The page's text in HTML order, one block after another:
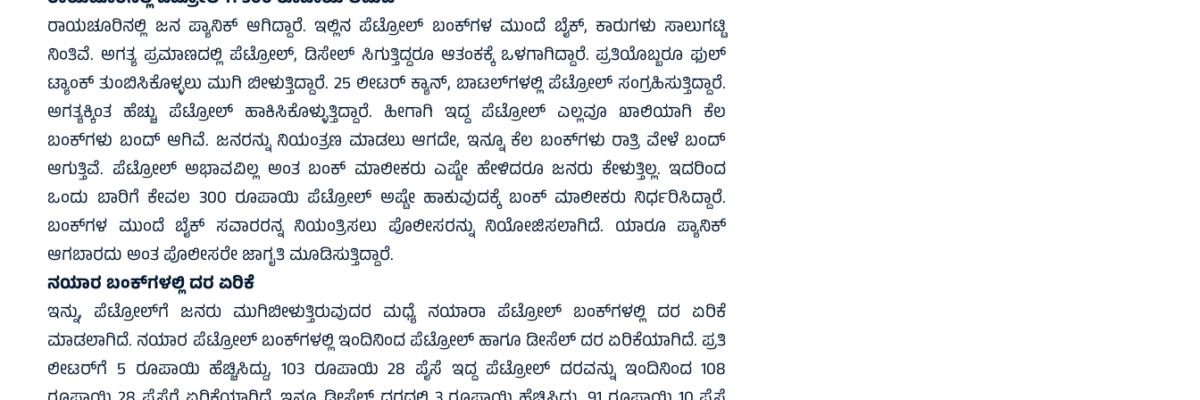
ರಾಯಚೂರಿನಲ್ಲಿ ಜನ ಪ್ಯಾನಿಕ್ ಆಗಿದ್ದಾರೆ. ಇಲ್ಲಿನ ಪೆಟ್ರೋಲ್ ಬಂಕ್‌ಗಳ ಮುಂದೆ ಬೈಕ್, ಕಾರುಗಳು ಸಾಲುಗಟ್ಟಿ
ನಿಂತಿವೆ. ಅಗತ್ಯ ಪ್ರಮಾಣದಲ್ಲಿ ಪೆಟ್ರೋಲ್, ಡಿಸೇಲ್ ಸಿಗುತ್ತಿದ್ದರೂ ಆತಂಕಕ್ಕೆ ಒಳಗಾಗಿದ್ದಾರೆ. ಪ್ರತಿಯೊಬ್ಬರೂ ಫುಲ್
ಟ್ಯಾಂಕ್ ತುಂಬಿಸಿಕೊಳ್ಳಲು ಮುಗಿ ಬೀಳುತ್ತಿದ್ದಾರೆ. 25 ಲೀಟರ್ ಕ್ಯಾನ್, ಬಾಟಲ್‌ಗಳಲ್ಲಿ ಪೆಟ್ರೋಲ್ ಸಂಗ್ರಹಿಸುತ್ತಿದ್ದಾರೆ.
ಅಗತ್ಯಕ್ಕಿಂತ ಹೆಚ್ಚು ಪೆಟ್ರೋಲ್ ಹಾಕಿಸಿಕೊಳ್ಳುತ್ತಿದ್ದಾರೆ. ಹೀಗಾಗಿ ಇದ್ದ ಪೆಟ್ರೋಲ್ ಎಲ್ಲವೂ ಖಾಲಿಯಾಗಿ ಕೆಲ
ಬಂಕ್‌ಗಳು ಬಂದ್ ಆಗಿವೆ. ಜನರನ್ನು ನಿಯಂತ್ರಣ ಮಾಡಲು ಆಗದೇ, ಇನ್ನೂ ಕೆಲ ಬಂಕ್‌ಗಳು ರಾತ್ರಿ ವೇಳೆ ಬಂದ್
ಆಗುತ್ತಿವೆ. ಪೆಟ್ರೋಲ್ ಅಭಾವವಿಲ್ಲ ಅಂತ ಬಂಕ್ ಮಾಲೀಕರು ಎಷ್ಟೇ ಹೇಳಿದರೂ ಜನರು ಕೇಳುತ್ತಿಲ್ಲ. ಇದರಿಂದ
ಒಂದು ಬಾರಿಗೆ ಕೇವಲ 300 ರೂಪಾಯಿ ಪೆಟ್ರೋಲ್ ಅಷ್ಟೇ ಹಾಕುವುದಕ್ಕೆ ಬಂಕ್ ಮಾಲೀಕರು ನಿರ್ಧರಿಸಿದ್ದಾರೆ.
ಬಂಕ್‌ಗಳ ಮುಂದೆ ಬೈಕ್ ಸವಾರರನ್ನ ನಿಯಂತ್ರಿಸಲು ಪೊಲೀಸರನ್ನು ನಿಯೋಜಿಸಲಾಗಿದೆ. ಯಾರೂ ಪ್ಯಾನಿಕ್
ಆಗಬಾರದು ಅಂತ ಪೊಲೀಸರೇ ಜಾಗೃತಿ ಮೂಡಿಸುತ್ತಿದ್ದಾರೆ.
ನಯಾರ ಬಂಕ್‌ಗಳಲ್ಲಿ ದರ ಏರಿಕೆ
ಇನ್ನು, ಪೆಟ್ರೋಲ್‌ಗೆ ಜನರು ಮುಗಿಬೀಳುತ್ತಿರುವುದರ ಮಧ್ಯೆ ನಯಾರಾ ಪೆಟ್ರೋಲ್ ಬಂಕ್‌ಗಳಲ್ಲಿ ದರ ಏರಿಕೆ
ಮಾಡಲಾಗಿದೆ. ನಯಾರ ಪೆಟ್ರೋಲ್ ಬಂಕ್‌ಗಳಲ್ಲಿ ಇಂದಿನಿಂದ ಪೆಟ್ರೋಲ್ ಹಾಗೂ ಡೀಸೆಲ್ ದರ ಏರಿಕೆಯಾಗಿದೆ. ಪ್ರತಿ
ಲೀಟರ್‌ಗೆ 5 ರೂಪಾಯಿ ಹೆಚ್ಚಿಸಿದ್ದು, 103 ರೂಪಾಯಿ 28 ಪೈಸೆ ಇದ್ದ ಪೆಟ್ರೋಲ್ ದರವನ್ನು ಇಂದಿನಿಂದ 108